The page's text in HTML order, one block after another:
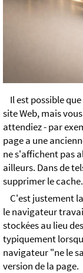
Il est possible
site Web, mais
attendiez - par
page a une
ne s'affichent pas
ailleurs. Dans de
supprimer le cache.
C'est justement
le navigateur
stockées au lieu
typiquement
navigateur "ne le
version de la page.